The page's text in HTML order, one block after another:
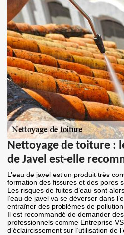
Nettoyage de toiture :
de Javel est-elle
L’eau de javel est un produit très
formation des fissures et des pores
Les risques de fuites d’eau sont
l’eau de javel va se déverser dans
entraîner des problèmes de
Il est recommandé de demander
professionnels comme Entreprise
d’éclaircissement sur l’utilisation de